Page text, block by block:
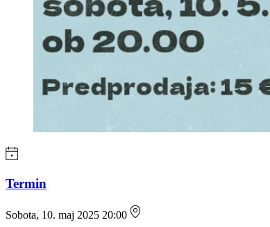
Termin
Sobota, 10. maj 2025 20:00